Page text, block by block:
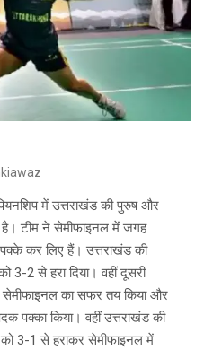
में उत्तराखंड की पुरुष और
है। टीम ने सेमीफाइनल में जगह
कर लिए हैं। उत्तराखंड की
3-2 से हरा दिया। वहीं दूसरी
का सफर तय किया और
पक्का किया। वहीं उत्तराखंड की
3-1 से हराकर सेमीफाइनल में